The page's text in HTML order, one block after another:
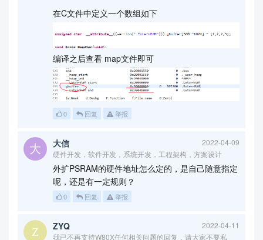
在C文件中定义一个数组如下
编译之后查看 map文件即可
0 回复 举报
大信
2022-04-09
硬件开发，软件开发，系统开发，工程架构，方案设计
外扩PSRAM的硬件地址怎么定的，是自己随意指定
呢，还是有一定规则？
0 回复 举报
ZYQ
2022-04-11
我已不再支持W80X任何相关问题的回复，请大家不要私